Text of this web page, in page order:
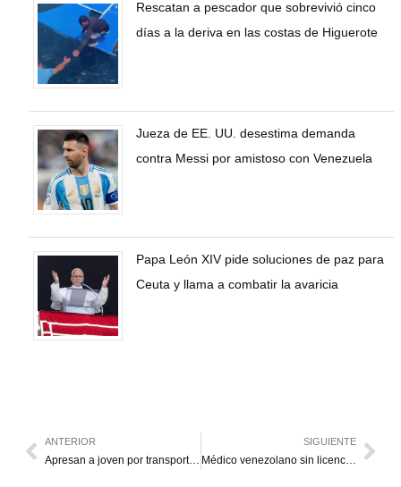
Rescatan a pescador que sobrevivió cinco
días a la deriva en las costas de Higuerote
Jueza de EE. UU. desestima demanda
contra Messi por amistoso con Venezuela
Papa León XIV pide soluciones de paz para
Ceuta y llama a combatir la avaricia
ANTERIOR
Apresan a joven por transportar 18 cigarrillos electrónicos en Colón
SIGUIENTE
Médico venezolano sin licencia desfigura rostro de mujer en Florida